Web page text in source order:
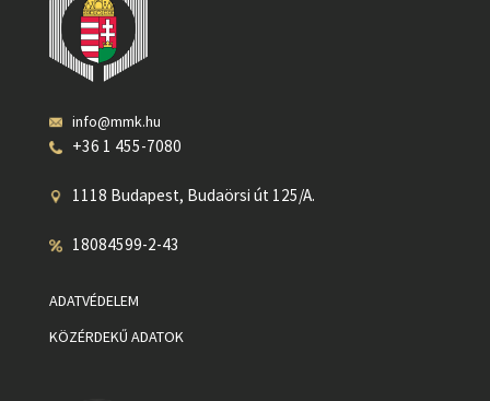
info@mmk.hu
+36 1 455-7080
1118 Budapest, Budaörsi út 125/A.
18084599-2-43
ADATVÉDELEM
KÖZÉRDEKŰ ADATOK